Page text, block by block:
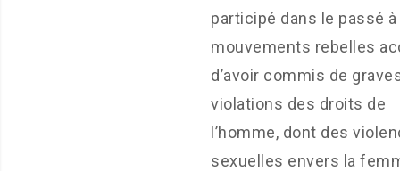
participé dans le passé
mouvements rebelles
d’avoir commis de
violations des droits de
l’homme, dont des
sexuelles envers la